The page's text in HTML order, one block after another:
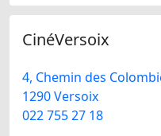
CinéVersoix
4, Chemin des
1290 Versoix
022 755 27 18